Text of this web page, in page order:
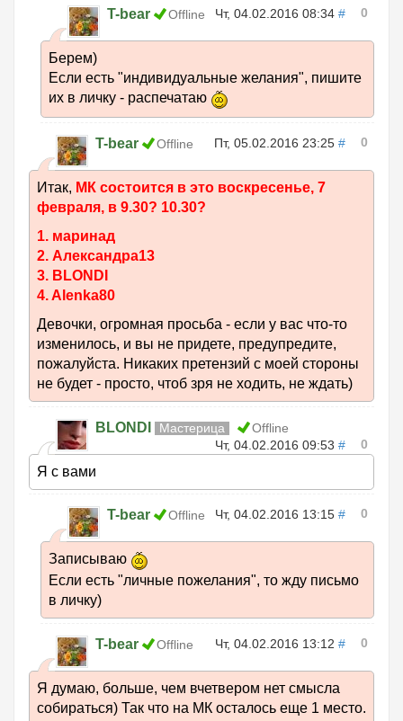
T-bear Offline Чт, 04.02.2016 08:34 # 0
Берем)
Если есть "индивидуальные желания", пишите
их в личку - распечатаю
T-bear Offline Пт, 05.02.2016 23:25 # 0
Итак, МК состоится в это воскресенье, 7
февраля, в 9.30? 10.30?
1. маринад
2. Александра13
3. BLONDI
4. Alenka80
Девочки, огромная просьба - если у вас что-то
изменилось, и вы не придете, предупредите,
пожалуйста. Никаких претензий с моей стороны
не будет - просто, чтоб зря не ходить, не ждать)
BLONDI Мастерица
Offline
Чт, 04.02.2016 09:53 # 0
Я с вами
T-bear Offline Чт, 04.02.2016 13:15 # 0
Записываю
Если есть "личные пожелания", то жду письмо
в личку)
T-bear Offline Чт, 04.02.2016 13:12 # 0
Я думаю, больше, чем вчетвером нет смысла
собираться) Так что на МК осталось еще 1 место.